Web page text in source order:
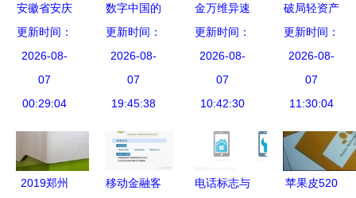
安徽省安庆
市市场监管
局 三起行
政处罚案例
公示，聚焦
全隐患
更新时间：
2026-08-
07
00:29:04
数字中国的
一天 澳国
防部禁用微
信与哈罗单
车引领信用
更新时间：
2026-08-
07
19:45:38
金万维异速
联Mac版下
载 2.5版移
动设备应用
全攻略
更新时间：
2026-08-
07
10:42:30
破局轻资产
半导体行业
抗焦虑指南
更新时间：
2026-08-
07
11:30:04
2019郑州
移动金融客
电话标志与
苹果皮520